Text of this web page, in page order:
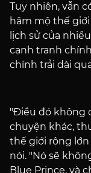
Tuy nhiên, vẫn
hâm mộ thế
lịch sử của
cạnh tranh
chính trải dài
"Điều đó không
chuyện khác,
thế giới rộng lớn
nói. "Nó sẽ
Blue Prince, và